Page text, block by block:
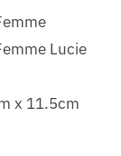
Lucie
x 11.5cm